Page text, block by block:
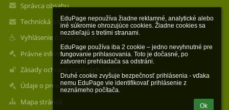
EduPage nepoužíva žiadne reklamné, analytické alebo
iné súkromie ohrozujúce cookies. Žiadne cookies sa
nezdieľajú s tretími stranami.
EduPage používa iba 2 cookie – jedno nevyhnutné pre
fungovanie prihlasovania. Toto je dočasné, po
zatvorení prehliadača sa odstráni.
Druhé cookie zvyšuje bezpečnosť prihlásenia - vďaka
nemu EduPage vie identifikovať prihlásenie z
neznámeho počítača.
Ok
Správca obsahu
Technická podpora
Vyhlásenie o prístupnosti
Právne informácie
Zásady ochrany osobných údajov
Údaje o prevádzkovateľovi
Mapa stránok